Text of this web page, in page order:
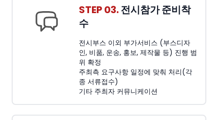
STEP 03.전시참가 준비착
수
전시부스 이외 부가서비스 (부스디자
인, 비품, 운송, 홍보, 제작물 등) 진행 범
위 확정
주최측 요구사항 일정에 맞춰 처리(각
종 서류접수)
기타 주최자 커뮤니케이션